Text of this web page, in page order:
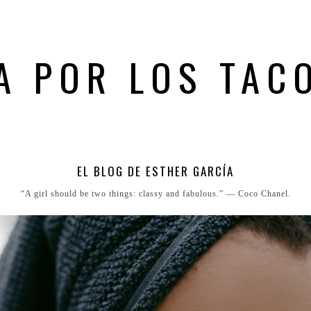
POR LOS
EL BLOG DE ESTHER GARCÍA
“A girl should be two things: classy and fabulous.” ― Coco Chanel.